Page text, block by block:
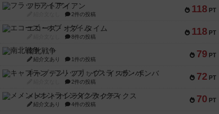
118 PT
フラットアイアン
2件の投稿
118 PT
エコーズ・オブ・タイム
8件の投稿
79 PT
南北戦争
紹介文あり 1件の投稿
72 PT
キャプテン・フリップ：イスラ・ボンバ
2件の投稿
70 PT
メメントオンラインタクティクス
紹介文あり 4件の投稿